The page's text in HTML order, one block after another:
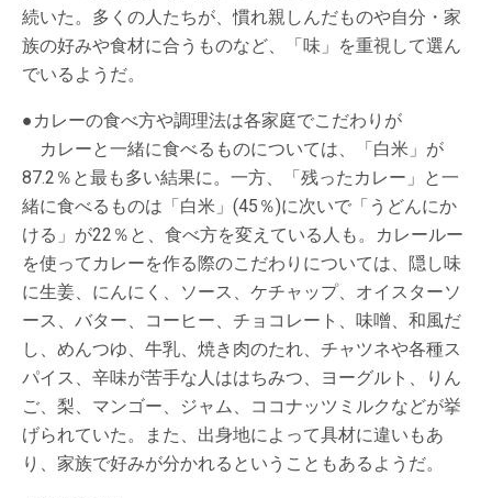
続いた。多くの人たちが、慣れ親しんだものや自分・家
族の好みや食材に合うものなど、「味」を重視して選ん
でいるようだ。
●カレーの食べ方や調理法は各家庭でこだわりが
カレーと一緒に食べるものについては、「白米」が
87.2％と最も多い結果に。一方、「残ったカレー」と一
緒に食べるものは「白米」(45％)に次いで「うどんにか
ける」が22％と、食べ方を変えている人も。カレールー
を使ってカレーを作る際のこだわりについては、隠し味
に生姜、にんにく、ソース、ケチャップ、オイスターソ
ース、バター、コーヒー、チョコレート、味噌、和風だ
し、めんつゆ、牛乳、焼き肉のたれ、チャツネや各種ス
パイス、辛味が苦手な人ははちみつ、ヨーグルト、りん
ご、梨、マンゴー、ジャム、ココナッツミルクなどが挙
げられていた。また、出身地によって具材に違いもあ
り、家族で好みが分かれるということもあるようだ。